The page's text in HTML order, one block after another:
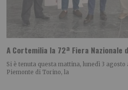
A Cortemilia la 72ª Fiera Nazionale
Si è tenuta questa mattina, lunedì 3 agosto
Piemonte di Torino, la